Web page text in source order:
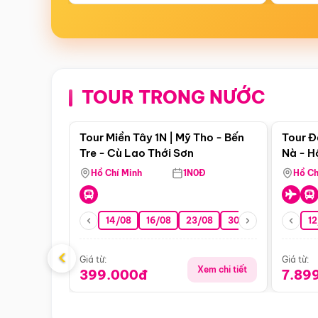
TOUR TRONG NƯỚC
Điểm nổi bật
Tour Miền Tây 1N | Mỹ Tho - Bến
Tre - Cù Lao Thới Sơn
Hồ Chí Minh 1N0Đ
14/08 16/08 23/08 30/08 06/09
Giá từ:
399.000đ Xem chi tiết
Tour
Nà -
Nha
Hồ
Giá từ:
‹